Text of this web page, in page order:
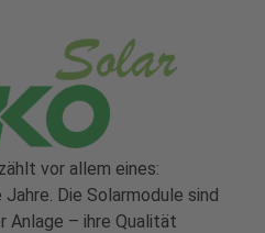
vor allem eines:
Die Solarmodule sind
Anlage – ihre Qualität